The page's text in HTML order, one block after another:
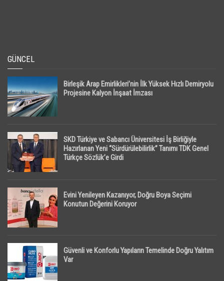
GÜNCEL
Birleşik Arap Emirlikleri’nin İlk Yüksek Hızlı Demiryolu
Projesine Kalyon İnşaat İmzası
SKD Türkiye ve Sabancı Üniversitesi İş Birliğiyle
Hazırlanan Yeni “Sürdürülebilirlik” Tanımı TDK Genel
Türkçe Sözlük’e Girdi
Evini Yenileyen Kazanıyor, Doğru Boya Seçimi
Konutun Değerini Koruyor
Güvenli ve Konforlu Yapıların Temelinde Doğru Yalıtım
Var